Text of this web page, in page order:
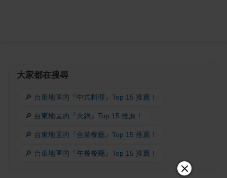
大家都在搜尋
🔎 台東地區的『中式料理』Top 15 推薦！
🔎 台東地區的『火鍋』Top 15 推薦！
🔎 台東地區的『合菜餐廳』Top 15 推薦！
🔎 台東地區的『午餐餐廳』Top 15 推薦！